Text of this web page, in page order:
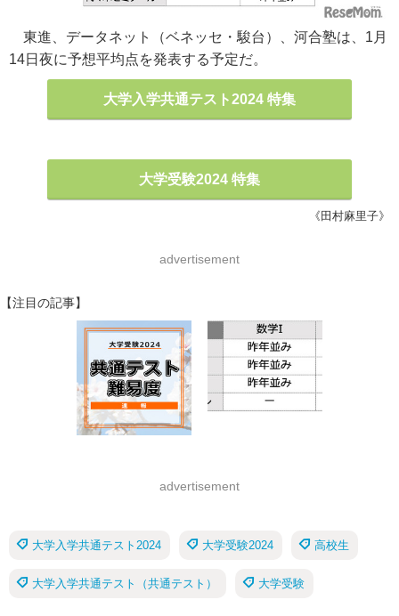
東進、データネット（ベネッセ・駿台）、河合塾は、1月
14日夜に予想平均点を発表する予定だ。
大学入学共通テスト2024 特集
大学受験2024 特集
《田村麻里子》
advertisement
【注目の記事】
advertisement
大学入学共通テスト2024 大学受験2024 高校生
大学入学共通テスト（共通テスト） 大学受験